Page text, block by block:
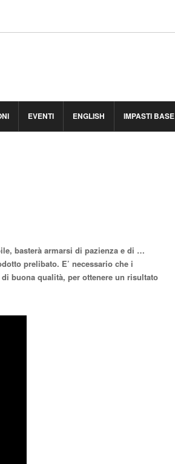
EVENTI ENGLISH IMPASTI BASE
basterà armarsi di pazienza e di …
prelibato. E’ necessario che i
buona qualità, per ottenere un risultato